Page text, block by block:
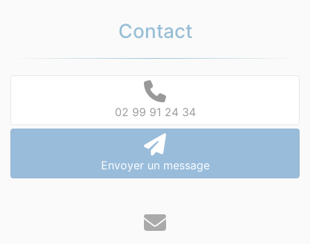
Contact
02 99 91 24 34
Envoyer un message